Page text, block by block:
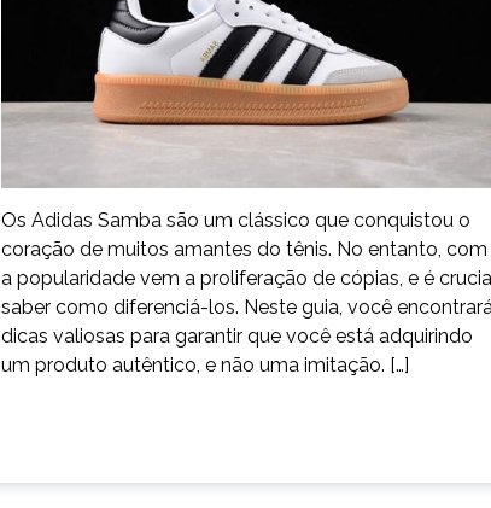
Os Adidas Samba são um clássico que conquistou o
coração de muitos amantes do tênis. No entanto, com
a popularidade vem a proliferação de cópias, e é
saber como diferenciá-los. Neste guia, você
dicas valiosas para garantir que você está adquirindo
um produto autêntico, e não uma imitação. […]